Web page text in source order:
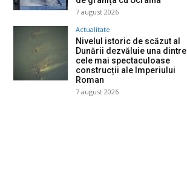
7 august 2026
Actualitate
Nivelul istoric de scăzut al
Dunării dezvăluie una dintre
cele mai spectaculoase
construcții ale Imperiului
Roman
7 august 2026